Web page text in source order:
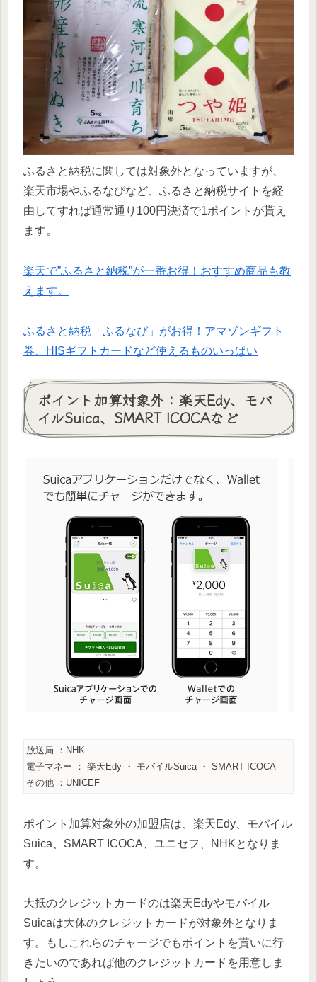
ふるさと納税に関しては対象外となっていますが、
楽天市場やふるなびなど、ふるさと納税サイトを経
由してすれば通常通り100円決済で1ポイントが貰え
ます。
楽天で”ふるさと納税”が一番お得！おすすめ商品も教
えます。
ふるさと納税「ふるなび」がお得！アマゾンギフト
券、HISギフトカードなど使えるものいっぱい
ポイント加算対象外：楽天Edy、モバ
イルSuica、SMART ICOCAなど
放送局 ：NHK
電子マネー ： 楽天Edy ・ モバイルSuica ・ SMART ICOCA
その他 ：UNICEF
ポイント加算対象外の加盟店は、楽天Edy、モバイル
Suica、SMART ICOCA、ユニセフ、NHKとなりま
す。
大抵のクレジットカードのは楽天Edyやモバイル
Suicaは大体のクレジットカードが対象外となりま
す。もしこれらのチャージでもポイントを貰いに行
きたいのであれば他のクレジットカードを用意しま